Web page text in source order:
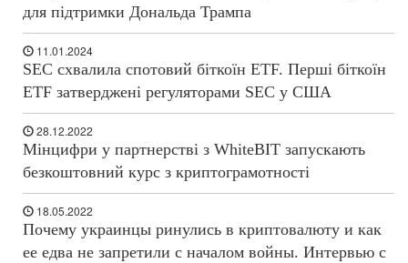
для підтримки Дональда Трампа
11.01.2024
SEC схвалила спотовий біткоїн ETF. Перші біткоїн
ETF затверджені регуляторами SEC у США
28.12.2022
Мінцифри у партнерстві з WhiteBIT запускають
безкоштовний курс з криптограмотності
18.05.2022
Почему украинцы ринулись в криптовалюту и как
ее едва не запретили с началом войны. Интервью с